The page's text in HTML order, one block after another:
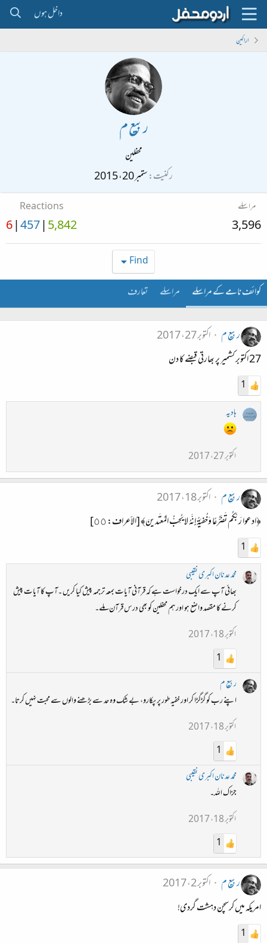
داخل ہوں
اراکین
ربیع م
محفلین
رکنیت ستمبر 20، 2015
مراسلے
3,596
Reactions
5,842
457
6
Find
کوائف نامے کے مراسلے مراسلے تعارف
ربیع م
اکتوبر 27، 2017
27 اکتوبر کشمیر پر بھارتی قبضے کا دن
1
ہادیہ
اکتوبر 27، 2017
ربیع م
اکتوبر 18، 2017
﴿ادعوا رَبَّكُم تَضَرُّعًا وَخُفيَةً إِنَّهُ لا يُحِبُّ المُعتَدينَ﴾ [الأعراف: ٥٥]
1
محمد عدنان اکبری نقیبی
بھائی آپ سے ایک درخواست ہے کہ قرآنی آیات بمعہ ترجمہ پیش کیا کریں ۔آپ کا آیات پیش
کرنے کا مقصد واضع ہو اور ہم محفلین کو بھی درس قرآن ملے۔
اکتوبر 18، 2017
1
ربیع م
اپنے رب کو گڑگڑا کر اور خفیہ طور پر پکارو، بے شک وہ حد سے بڑھنے والوں سے محبت نہیں کرتا۔
اکتوبر 18، 2017
1
محمد عدنان اکبری نقیبی
جزاک اللہ۔
اکتوبر 18، 2017
1
ربیع م
اکتوبر 2، 2017
امریکہ میں کرسچن دہشت گردی!
1